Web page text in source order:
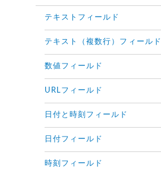
テキストフィールド
テキスト（複数行）フィールド
数値フィールド
URLフィールド
日付と時刻フィールド
日付フィールド
時刻フィールド